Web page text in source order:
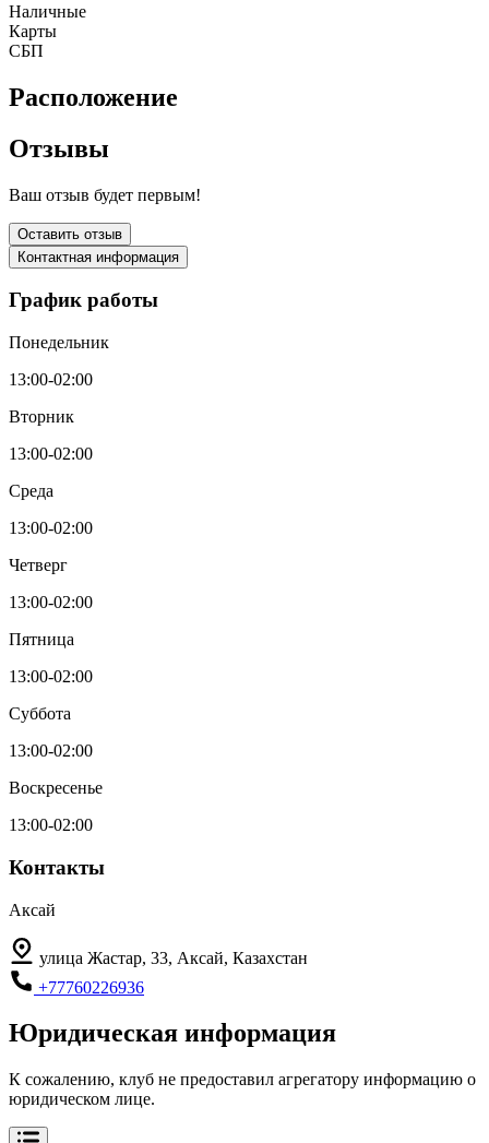
Наличные
Карты
СБП
Расположение
Отзывы
Ваш отзыв будет первым!
Оставить отзыв
Контактная информация
График работы
Понедельник
13:00-02:00
Вторник
13:00-02:00
Среда
13:00-02:00
Четверг
13:00-02:00
Пятница
13:00-02:00
Суббота
13:00-02:00
Воскресенье
13:00-02:00
Контакты
Аксай
улица Жастар, 33, Аксай, Казахстан
+77760226936
Юридическая информация
К сожалению, клуб не предоставил агрегатору информацию о
юридическом лице.